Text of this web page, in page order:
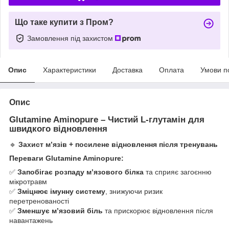
Що таке купити з Пром?
Замовлення під захистом
Опис Характеристики Доставка Оплата Умови
Опис
Glutamine Aminopure – Чистий L-глутамін для
швидкого відновлення
🔹 Захист м’язів + посилене відновлення після тренувань
Переваги Glutamine Aminopure:
✅ Запобігає розпаду м’язового білка та сприяє загоєнню
мікротравм
✅ Зміцнює імунну систему , знижуючи ризик
перетренованості
✅ Зменшує м’язовий біль та прискорює відновлення після
навантажень